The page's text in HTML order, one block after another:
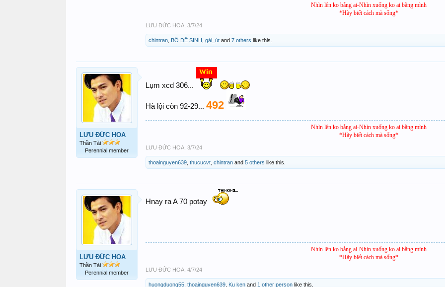
Nhìn lên ko bằng ai-Nhìn xuống ko ai bằng mình
*Hãy biết cách mà sống*
LƯU ĐỨC HOA, 3/7/24
chintran, BỒ ĐỀ SINH , gái_út and 7 others like this.
LƯU ĐỨC HOA
Thần Tài
Perennial member
Lụm xcd 306...
Hà lội còn 92-29... 492
Nhìn lên ko bằng ai-Nhìn xuống ko ai bằng mình
*Hãy biết cách mà sống*
LƯU ĐỨC HOA, 3/7/24
thoainguyen639, thucucvt, chintran and 5 others like this.
LƯU ĐỨC HOA
Thần Tài
Perennial member
Hnay ra A 70 potay
Nhìn lên ko bằng ai-Nhìn xuống ko ai bằng mình
*Hãy biết cách mà sống*
LƯU ĐỨC HOA, 4/7/24
huongduong55, thoainguyen639, Ku ken and 1 other person like this.